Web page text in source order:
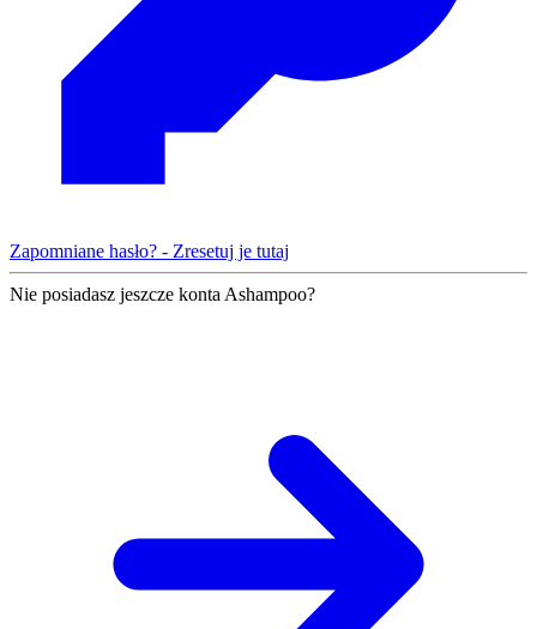
Zapomniane hasło? - Zresetuj je tutaj
Nie posiadasz jeszcze konta Ashampoo?